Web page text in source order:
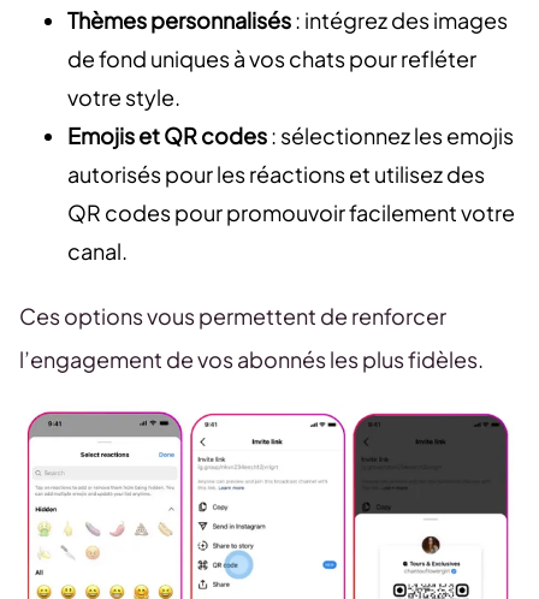
Thèmes personnalisés: intégrez des images
de fond uniques à vos chats pour refléter
votre style.
Emojis et QR codes: sélectionnez les emojis
autorisés pour les réactions et utilisez des
QR codes pour promouvoir facilement votre
canal.
Ces options vous permettent de renforcer
l’engagement de vos abonnés les plus fidèles.